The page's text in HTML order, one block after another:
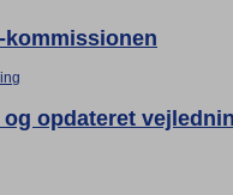
kommissionen
opdateret